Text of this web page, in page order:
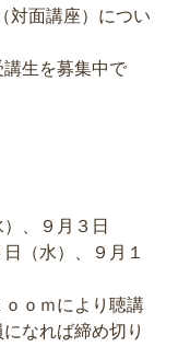
対面講座）につい
生を募集中で
、９月３日
（水）、９月１
ｏｍにより聴講
なれば締め切り